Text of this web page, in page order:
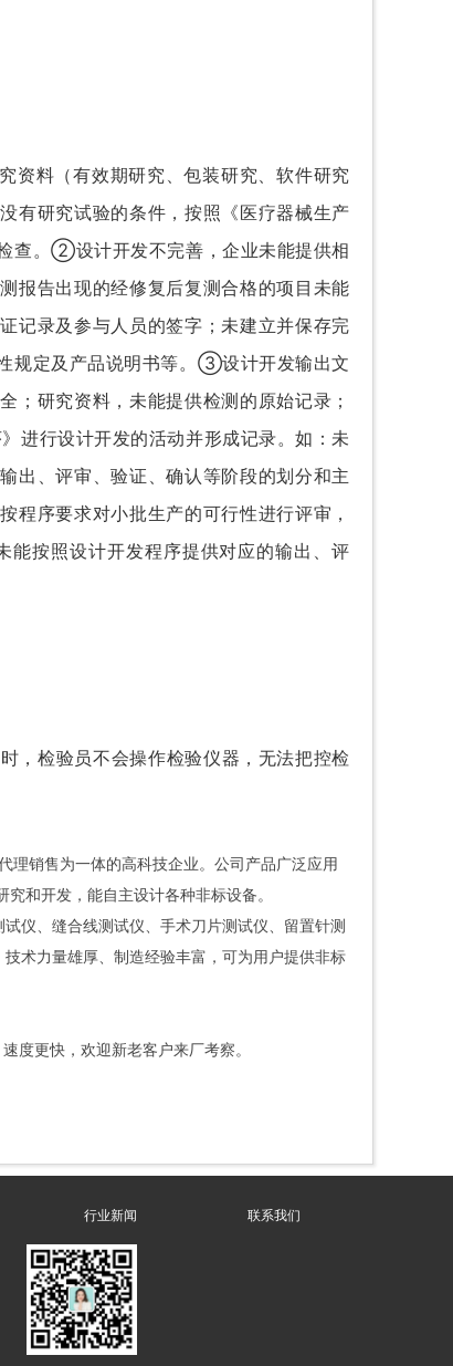
料（有效期研究、包装研究、软件研究
有研究试验的条件，按照《医疗器械生产
查。②设计开发不完善，企业未能提供相
报告出现的经修复后复测合格的项目未能
记录及参与人员的签字；未建立并保存完
定及产品说明书等。 ③设计开发输出文
； 研究资料，未能提供检测的原始记录；
进行设计开发的活动并形成记录。如：未
出、评审、验证、确认等阶段的划分和主
程序要求对小批生产的可行性进行评审，
能按照设计开发程序提供对应的输出、评
，检验员不会操作检验仪器，无法把控检
理销售为一体的高科技企业。公司产品广泛应用
和开发，能自主设计各种非标设备。
仪、缝合线测试仪、手术刀片测试仪、留置针测
术力量雄厚、制造经验丰富，可为用户提供非标
度更快，欢迎新老客户来厂考察。
行业新闻 联系我们